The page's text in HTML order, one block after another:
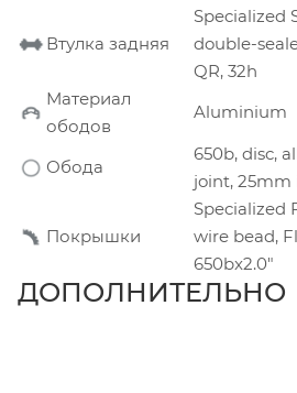
Втулка задняя
Specialized
double-
QR, 32h
Материал
ободов
Aluminium
Обода
650b, disc,
joint, 25mm
Покрышки
Specialized
wire bead,
650bx2.0"
ДОПОЛНИТЕЛЬНО